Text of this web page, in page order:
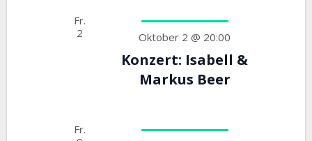
Fr.
2
Konzert: Isabell &
Markus Beer
Oktober 2 @ 20:00
Fr.